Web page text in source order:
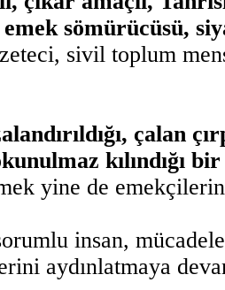
emek sömürücüsü,
sivil toplum
çalan
kılındığı
yine de
insan,
aydınlatmaya